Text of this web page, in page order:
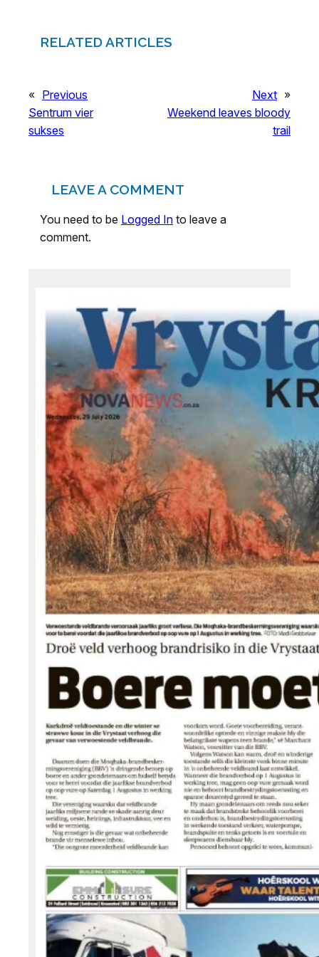
RELATED ARTICLES
« Previous
Sentrum vier
sukses
Next »
Weekend leaves bloody
trail
LEAVE A COMMENT
You need to be Logged In to leave a
comment.